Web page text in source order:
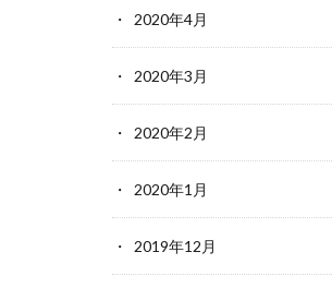
2020年4月
2020年3月
2020年2月
2020年1月
2019年12月